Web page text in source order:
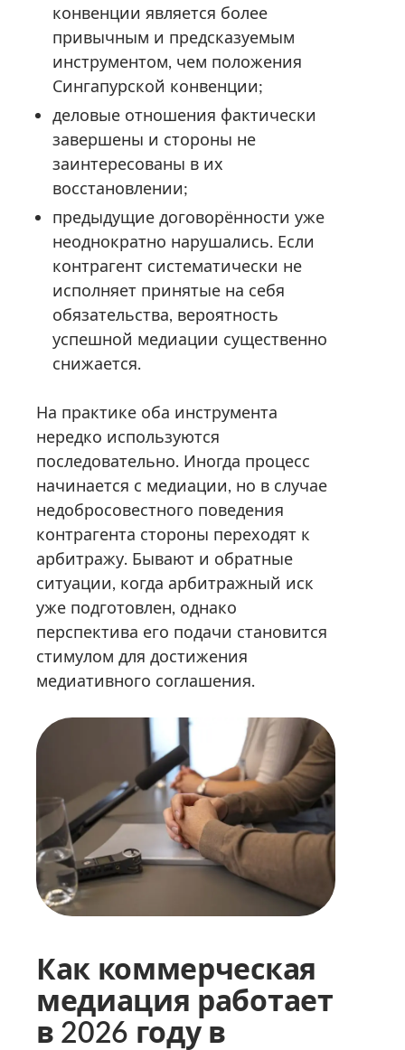
конвенции является более
привычным и предсказуемым
инструментом, чем положения
Сингапурской конвенции;
деловые отношения фактически
завершены и стороны не
заинтересованы в их
восстановлении;
предыдущие договорённости уже
неоднократно нарушались. Если
контрагент систематически не
исполняет принятые на себя
обязательства, вероятность
успешной медиации существенно
снижается.
На практике оба инструмента
нередко используются
последовательно. Иногда процесс
начинается с медиации, но в случае
недобросовестного поведения
контрагента стороны переходят к
арбитражу. Бывают и обратные
ситуации, когда арбитражный иск
уже подготовлен, однако
перспектива его подачи становится
стимулом для достижения
медиативного соглашения.
Как коммерческая
медиация работает
в 2026 году в